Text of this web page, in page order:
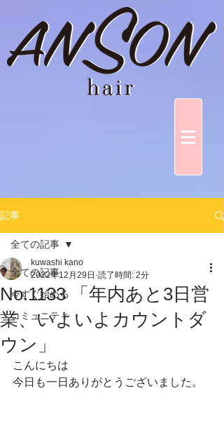
記事
全ての記事
今すぐ始める
コミュニティ
全ての記事
No.1133 「年内あと3日営
業、いよいよカウントダ
ウン」
kuwashi kano
2022年12月29日 読了時間: 2分
こんにちは
今日も一日ありがとうございました。